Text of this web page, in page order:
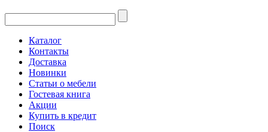
Каталог
Контакты
Доставка
Новинки
Статьи о мебели
Гостевая книга
Акции
Купить в кредит
Поиск